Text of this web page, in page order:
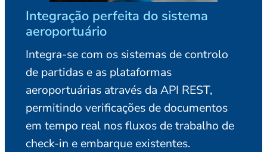
Integração perfeita do sistema
aeroportuário
Integra-se com os sistemas de controlo
de partidas e as plataformas
aeroportuárias através da API REST,
permitindo verificações de documentos
em tempo real nos fluxos de trabalho de
check-in e embarque existentes.